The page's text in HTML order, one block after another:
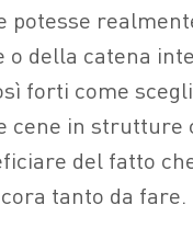
o della catena
forti come
cene in strutture
del fatto
tanto da fare.